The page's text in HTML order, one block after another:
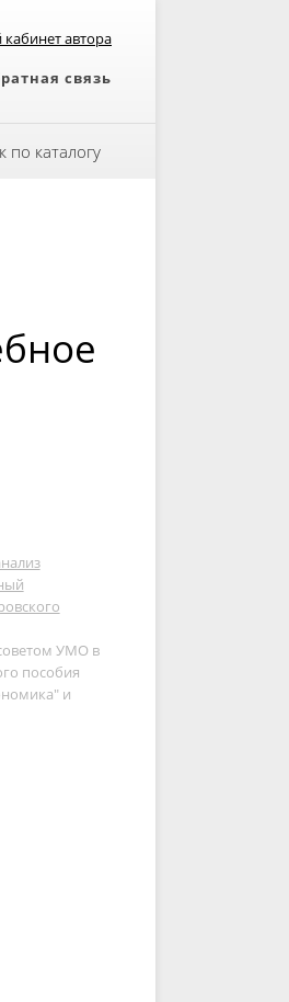
автора
связь
по каталогу
УМО в
пособия
и